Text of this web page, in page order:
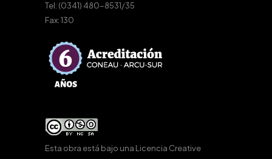
Tel: (0341) 480-8531/35
Fax: 130
Esta obra está bajo una Licencia Creative